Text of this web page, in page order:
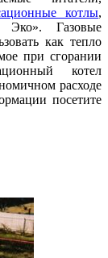
котлы,
Эко». Газовые
как тепло
при сгорании
котел
расходе
посетите